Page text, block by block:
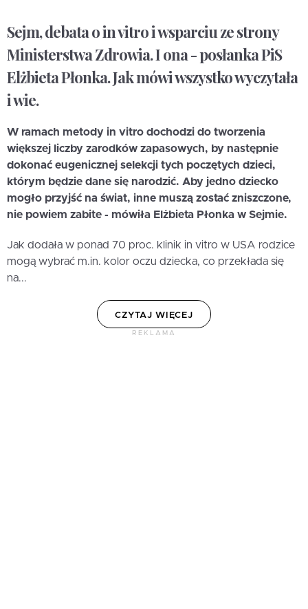
Sejm, debata o in vitro i wsparciu ze strony
Ministerstwa Zdrowia. I ona - posłanka PiS
Elżbieta Płonka. Jak mówi wszystko wyczytała
i wie.
W ramach metody in vitro dochodzi do tworzenia
większej liczby zarodków zapasowych, by następnie
dokonać eugenicznej selekcji tych poczętych dzieci,
którym będzie dane się narodzić. Aby jedno dziecko
mogło przyjść na świat, inne muszą zostać zniszczone,
nie powiem zabite - mówiła Elżbieta Płonka w Sejmie.
Jak dodała w ponad 70 proc. klinik in vitro w USA rodzice
mogą wybrać m.in. kolor oczu dziecka, co przekłada się
na...
CZYTAJ WIĘCEJ
REKLAMA